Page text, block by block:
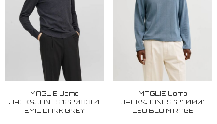
MAGLIE Uomo
JACK&JONES 12208364
EMIL DARK GREY
MAGLIE Uomo
JACK&JONES 12174001
LEO BLU MIRAGE